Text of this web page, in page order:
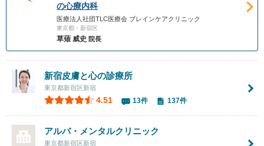
の心療内科
医療法人社団TLC医療会 ブレインケアクリニック
東京都・新宿区
草薙 威史 院長
新宿皮膚と心の診療所
東京都新宿区新宿
4.51 13件 137件
アルバ・メンタルクリニック
東京都新宿区新宿